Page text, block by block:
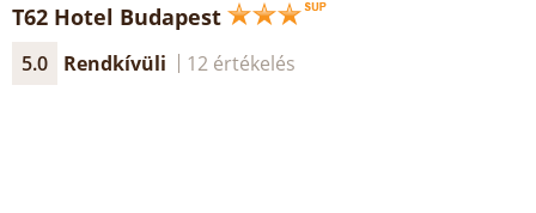
T62 Hotel Budapest
5.0 Rendkívüli 12 értékelés